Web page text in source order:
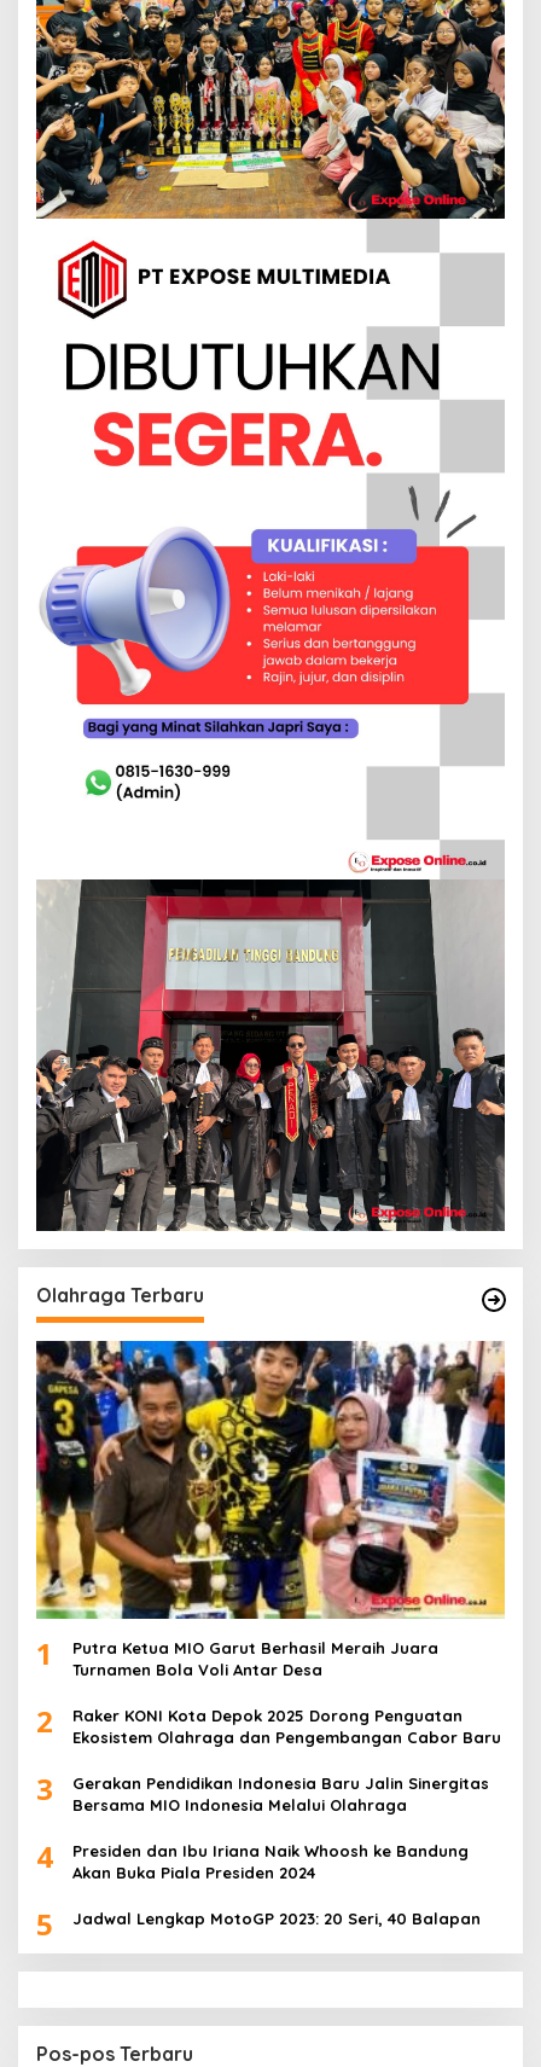
Olahraga Terbaru
1
Putra Ketua MIO Garut Berhasil Meraih Juara
Turnamen Bola Voli Antar Desa
2
Raker KONI Kota Depok 2025 Dorong Penguatan
Ekosistem Olahraga dan Pengembangan Cabor Baru
3
Gerakan Pendidikan Indonesia Baru Jalin Sinergitas
Bersama MIO Indonesia Melalui Olahraga
4
Presiden dan Ibu Iriana Naik Whoosh ke Bandung
Akan Buka Piala Presiden 2024
5 Jadwal Lengkap MotoGP 2023: 20 Seri, 40 Balapan
Pos-pos Terbaru